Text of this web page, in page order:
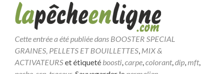
Cette entrée a été publiée dans BOOSTER SPECIAL
GRAINES, PELLETS ET BOUILLETTES MIX &
ACTIVATEURSet étiqueté boosti carpe colorant, dip mft,